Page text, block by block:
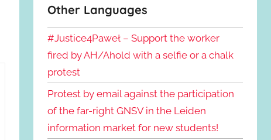
Other Languages
#Justice4Paweł – Support the worker
fired by AH/Ahold with a selfie or a chalk
protest
Protest by email against the participation
of the far-right GNSV in the Leiden
information market for new students!